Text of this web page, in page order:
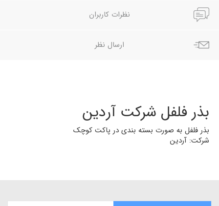
نظرات کاربران
ارسال نظر
بذر فلفل شرکت آردین
بذر فلفل به صورت بسته بندی در پاکت کوچک
شرکت: آردین